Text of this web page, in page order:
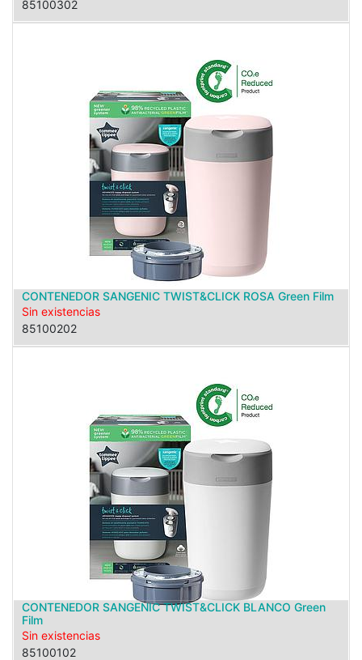
85100302
CONTENEDOR SANGENIC TWIST&CLICK ROSA Green Film
Sin existencias
85100202
CONTENEDOR SANGENIC TWIST&CLICK BLANCO Green
Film
Sin existencias
85100102